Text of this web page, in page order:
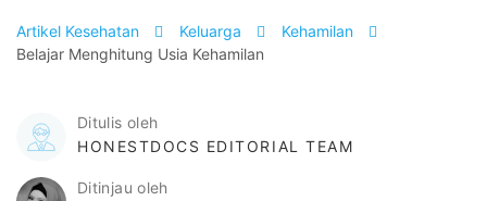
Artikel Kesehatan Keluarga
Kehamilan
Belajar Menghitung Usia Kehamilan
Ditulis oleh
HONESTDOCS EDITORIAL TEAM
Ditinjau oleh